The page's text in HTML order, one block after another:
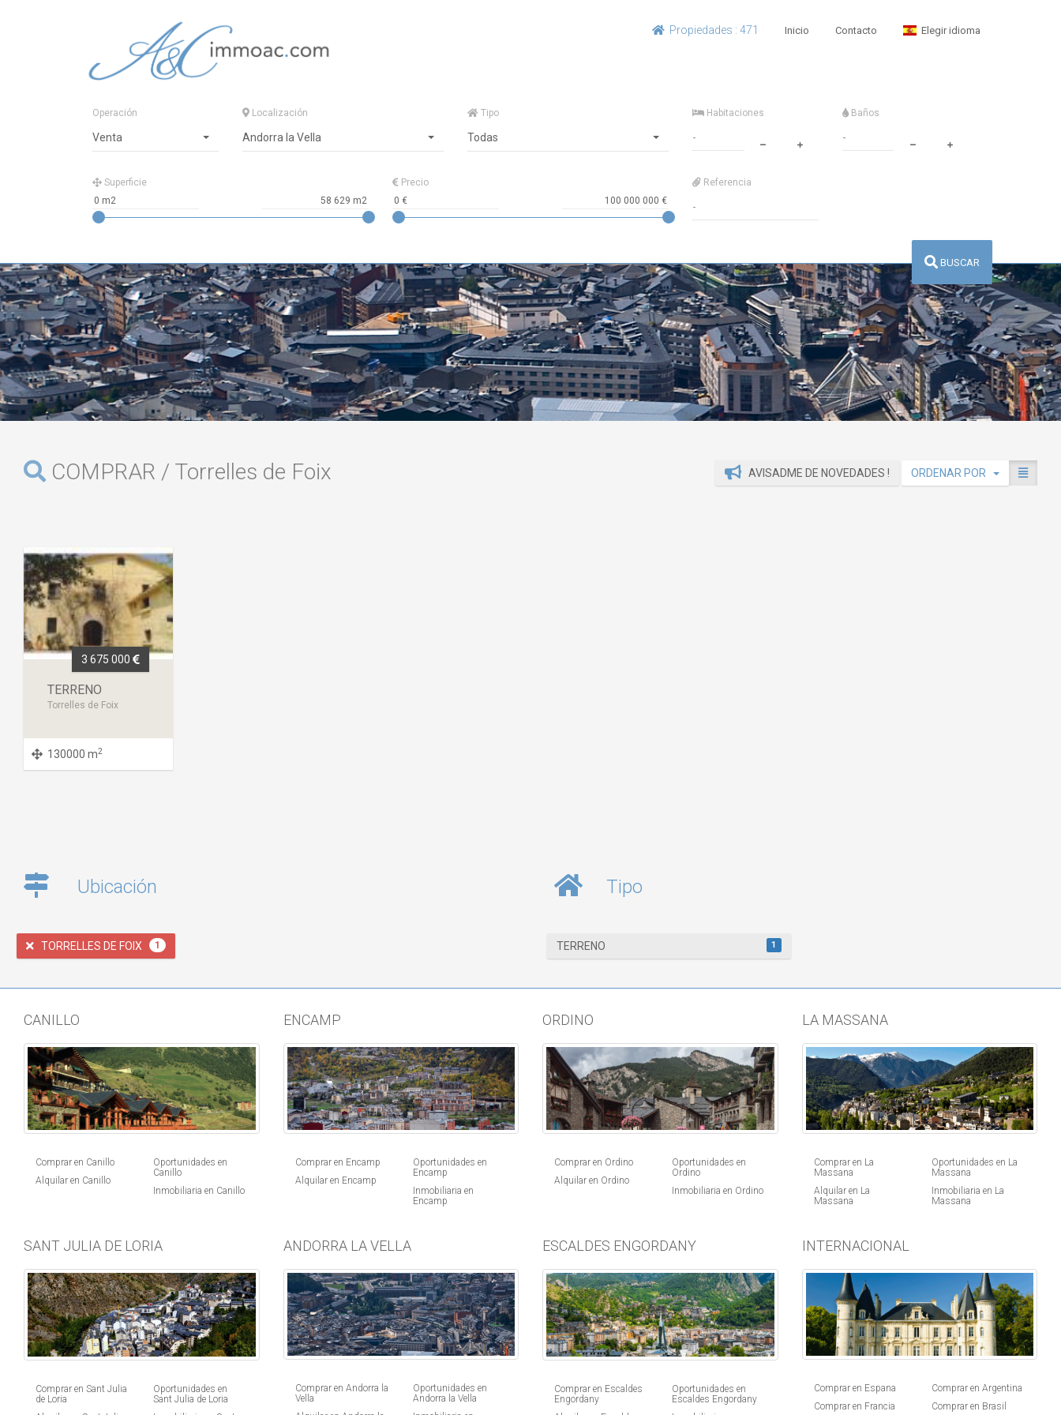
Propiedades : 471 Inicio Contacto Elegir idioma
Operación
Venta
Localización
Andorra la Vella
Tipo
Todas
Habitaciones Baños
Superficie Precio Referencia
BUSCAR
COMPRAR / Torrelles de Foix AVISADME DE NOVEDADES ! ORDENAR POR
3 675 000
TERRENO
Torrelles de Foix
130000 m2
Ubicación
TORRELLES DE FOIX 1
Tipo
TERRENO 1
CANILLO
Comprar en Canillo
Alquilar en Canillo
Oportunidades en
Canillo
Inmobiliaria en Canillo
ENCAMP
Comprar en Encamp
Alquilar en Encamp
Oportunidades en
Encamp
Inmobiliaria en
Encamp
ORDINO
Comprar en Ordino
Alquilar en Ordino
Oportunidades en
Ordino
Inmobiliaria en Ordino
LA MASSANA
Comprar en La
Massana
Alquilar en La
Massana
Oportunidades en La
Massana
Inmobiliaria en La
Massana
SANT JULIA DE LORIA
Comprar en Sant Julia
de Loria
Oportunidades en
Sant Julia de Loria
ANDORRA LA VELLA
Comprar en Andorra la
Vella
Oportunidades en
Andorra la Vella
ESCALDES ENGORDANY
Comprar en Escaldes
Engordany
Oportunidades en
Escaldes Engordany
INTERNACIONAL
Comprar en Espana
Comprar en Francia
Comprar en Argentina
Comprar en Brasil